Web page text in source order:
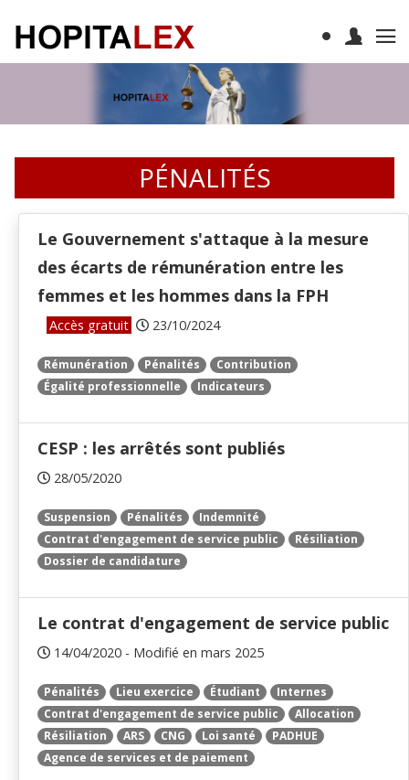
PÉNALITÉS
Le Gouvernement s'attaque à la mesure
des écarts de rémunération entre les
femmes et les hommes dans la FPH
Accès gratuit 23/10/2024
Rémunération Pénalités
Contribution
Égalité professionnelle
Indicateurs
CESP : les arrêtés sont publiés
28/05/2020
Suspension Pénalités
Indemnité
Contrat d'engagement de service public
Résiliation
Dossier de candidature
Le contrat d'engagement de service public
14/04/2020 - Modifié en mars 2025
Pénalités Lieu exercice Étudiant
Internes
Contrat d'engagement de service public
Allocation
Résiliation
ARS CNG Loi santé
PADHUE
Agence de services et de paiement